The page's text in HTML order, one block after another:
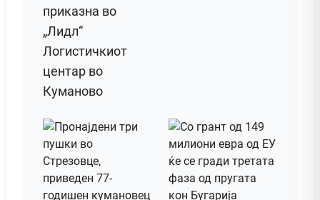
приказна во
„Лидл“
Логистичкиот
центар во
Куманово